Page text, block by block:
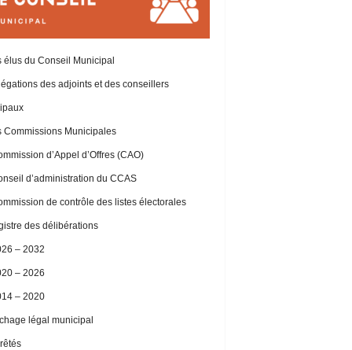
du Conseil Municipal
des adjoints et des conseillers
Municipales
d’Appel d’Offres (CAO)
d’administration du CCAS
de contrôle des listes électorales
des délibérations
– 2032
– 2026
– 2020
légal municipal